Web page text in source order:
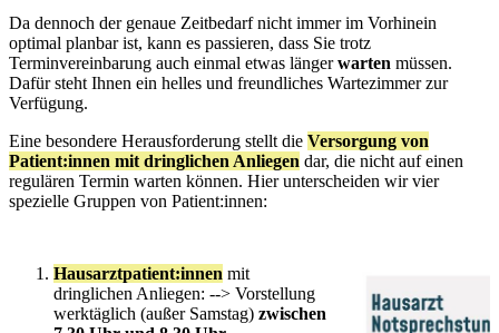
Da dennoch der genaue Zeitbedarf nicht immer im Vorhinein
optimal planbar ist, kann es passieren, dass Sie trotz
Terminvereinbarung auch einmal etwas längerwarten müssen.
Dafür steht Ihnen ein helles und freundliches Wartezimmer zur
Verfügung.
Eine besondere Herausforderung stellt die Versorgung von
Patient:innen mit dringlichen Anliegen dar, die nicht auf einen
regulären Termin warten können. Hier unterscheiden wir vier
spezielle Gruppen von Patient:innen:
Hausarztpatient:innen mit
dringlichen Anliegen: --> Vorstellung
werktäglich (außer Samstag) zwischen